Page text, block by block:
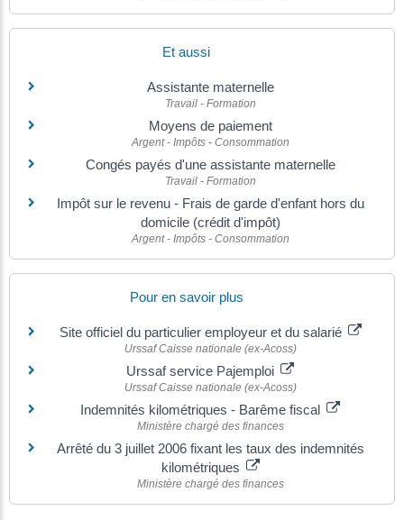
Et aussi
Assistante maternelle
Travail - Formation
Moyens de paiement
Argent - Impôts - Consommation
Congés payés d'une assistante maternelle
Travail - Formation
Impôt sur le revenu - Frais de garde d'enfant hors du
domicile (crédit d'impôt)
Argent - Impôts - Consommation
Pour en savoir plus
Site officiel du particulier employeur et du salarié
Urssaf Caisse nationale (ex-Acoss)
Urssaf service Pajemploi
Urssaf Caisse nationale (ex-Acoss)
Indemnités kilométriques - Barême fiscal
Ministère chargé des finances
Arrêté du 3 juillet 2006 fixant les taux des indemnités
kilométriques
Ministère chargé des finances